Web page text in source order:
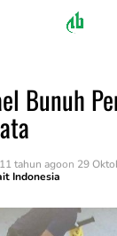
Bunuh
11 tahun agoon 29
Indonesia